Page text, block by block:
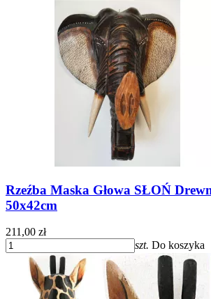
Rzeźba Maska Głowa SŁOŃ
50x42cm
211,00 zł
szt. Do koszyka